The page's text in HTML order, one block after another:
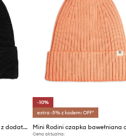
Mini Rodini czapka dziecięca z dodatkiem wełny Ritzratz
-10%
extra -5% z kodem: OFF*
Cena aktualna: